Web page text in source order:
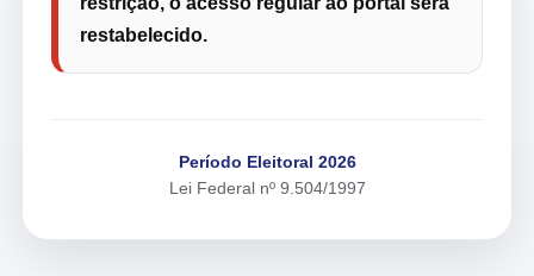
restabelecido.
Período Eleitoral 2026
Lei Federal nº 9.504/1997